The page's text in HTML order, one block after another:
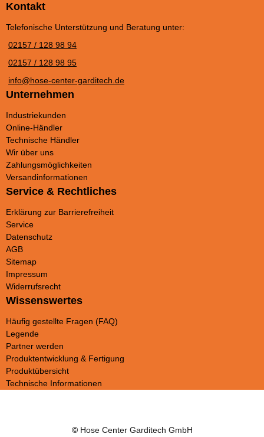
Kontakt
Telefonische Unterstützung und Beratung unter:
02157 / 128 98 94
02157 / 128 98 95
info@hose-center-garditech.de
Unternehmen
Industriekunden
Online-Händler
Technische Händler
Wir über uns
Zahlungsmöglichkeiten
Versandinformationen
Service & Rechtliches
Erklärung zur Barrierefreiheit
Service
Datenschutz
AGB
Sitemap
Impressum
Widerrufsrecht
Wissenswertes
Häufig gestellte Fragen (FAQ)
Legende
Partner werden
Produktentwicklung & Fertigung
Produktübersicht
Technische Informationen
© Hose Center Garditech GmbH